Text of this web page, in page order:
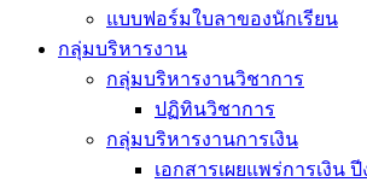
แบบฟอร์มใบลาของนักเรียน
กลุ่มบริหารงาน
กลุ่มบริหารงานวิชาการ
ปฏิทินวิชาการ
กลุ่มบริหารงานการเงิน
เอกสารเผยแพร่การเงิน